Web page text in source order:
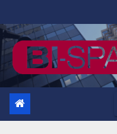
al
contenido